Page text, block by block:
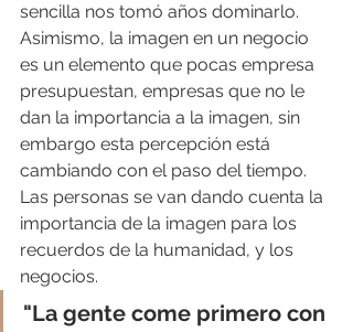
sencilla nos tomó años dominarlo.
Asimismo, la imagen en un negocio
es un elemento que pocas empresa
presupuestan, empresas que no le
dan la importancia a la imagen, sin
embargo esta percepción está
cambiando con el paso del tiempo.
Las personas se van dando cuenta la
importancia de la imagen para los
recuerdos de la humanidad, y los
negocios.
"La gente come primero con